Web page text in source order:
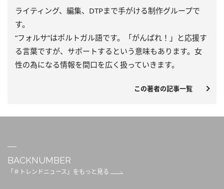
ライティング、編集、DTPまで手がける制作グループで
す。
“フォルサ”はポルトガル語です。「がんばれ！」と応援す
る言葉ですが、サポートするという意味もあります。女
性の為になる情報を間口を広く扱っていきます。
この著者の記事一覧
BACKNUMBER
「＃トレンドニュース」をもっと見る